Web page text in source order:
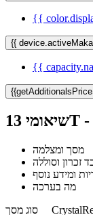
{{
{{
{{
מסך ומצלמה
זכרון וסוללה
ומידע נוסף
מה בערכה
סוג מסך